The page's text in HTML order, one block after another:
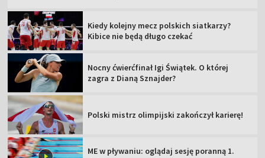
Kiedy kolejny mecz polskich siatkarzy?
Kibice nie będą długo czekać
Nocny ćwierćfinał Igi Świątek. O której
zagra z Dianą Sznajder?
Polski mistrz olimpijski zakończył karierę!
ME w pływaniu: oglądaj sesję poranną 1.